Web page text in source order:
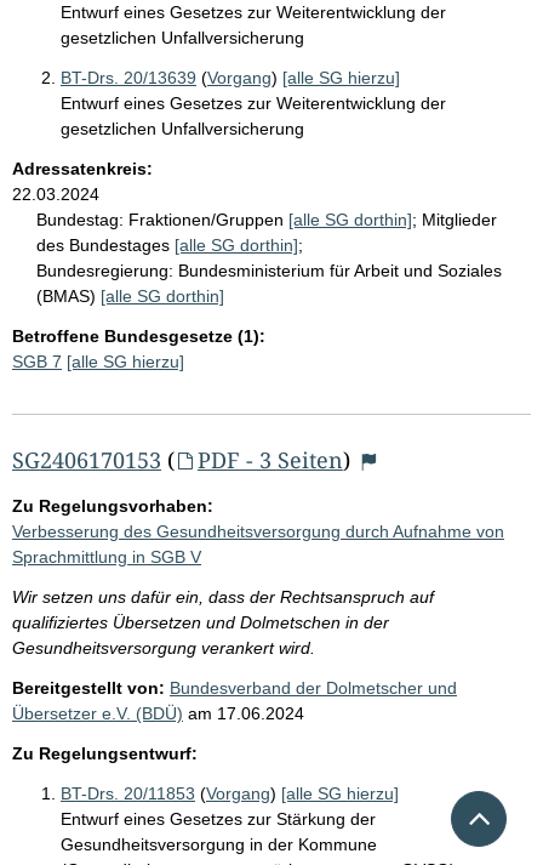
Entwurf eines Gesetzes zur Weiterentwicklung der
gesetzlichen Unfallversicherung
BT-Drs. 20/13639 (Vorgang) [alle SG hierzu]
Entwurf eines Gesetzes zur Weiterentwicklung der
gesetzlichen Unfallversicherung
Adressatenkreis:
22.03.2024
Bundestag: Fraktionen/Gruppen [alle SG dorthin]; Mitglieder
des Bundestages [alle SG dorthin];
Bundesregierung: Bundesministerium für Arbeit und Soziales
(BMAS) [alle SG dorthin]
Betroffene Bundesgesetze (1):
SGB 7 [alle SG hierzu]
SG2406170153 ( PDF - 3 Seiten)
Zu Regelungsvorhaben:
Verbesserung des Gesundheitsversorgung durch Aufnahme von
Sprachmittlung in SGB V
Wir setzen uns dafür ein, dass der Rechtsanspruch auf
qualifiziertes Übersetzen und Dolmetschen in der
Gesundheitsversorgung verankert wird.
Bereitgestellt von: Bundesverband der Dolmetscher und
Übersetzer e.V. (BDÜ) am 17.06.2024
Zu Regelungsentwurf:
BT-Drs. 20/11853 (Vorgang) [alle SG hierzu]
Entwurf eines Gesetzes zur Stärkung der
Gesundheitsversorgung in der Kommune